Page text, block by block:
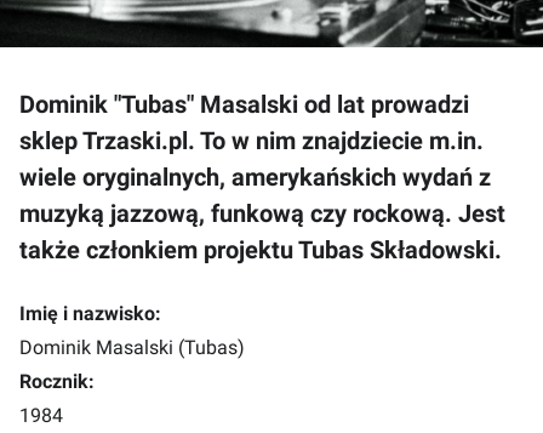
Dominik "Tubas" Masalski od lat prowadzi
sklep Trzaski.pl. To w nim znajdziecie m.in.
wiele oryginalnych, amerykańskich wydań z
muzyką jazzową, funkową czy rockową. Jest
także członkiem projektu Tubas Składowski.
Imię i nazwisko:
Dominik Masalski (Tubas)
Rocznik:
1984